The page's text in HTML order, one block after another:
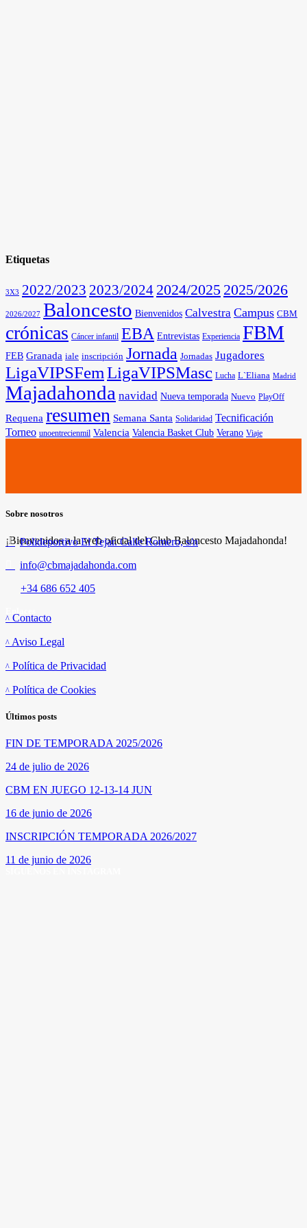
Etiquetas
3X3 2022/2023 2023/2024 2024/2025 2025/2026
2026/2027 Baloncesto Bienvenidos Calvestra Campus CBM
crónicas Cáncer infantil EBA Entrevistas Experiencia FBM
FEB Granada iale inscripción Jornada Jornadas Jugadores
LigaVIPSFemLigaVIPSMasc Lucha L`Eliana Madrid
Majadahonda navidad Nueva temporada Nuevo PlayOff
Requena resumen Semana Santa Solidaridad Tecnificación
Torneo unoentrecienmil Valencia Valencia Basket Club Verano Viaje
Sobre nosotros
¡Bienvenidos a la web oficial del Club Baloncesto Majadahonda!
Polideportivo El Tejar. Calle Romero, s/n
info@cbmajadahonda.com
+34 686 652 405
Contacto
Aviso Legal
Política de Privacidad
Política de Cookies
Últimos posts
FIN DE TEMPORADA 2025/2026
24 de julio de 2026
CBM EN JUEGO 12-13-14 JUN
16 de junio de 2026
INSCRIPCIÓN TEMPORADA 2026/2027
11 de junio de 2026